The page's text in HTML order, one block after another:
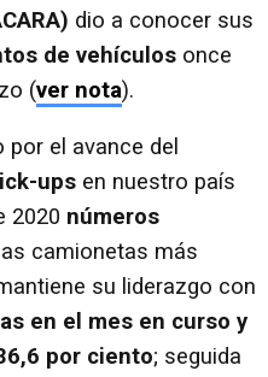
dio a conocer sus
de vehículos once
(ver nota).
por el avance del
ups en nuestro país
2020 números
camionetas más
su liderazgo con
en el mes en curso y
por ciento; seguida